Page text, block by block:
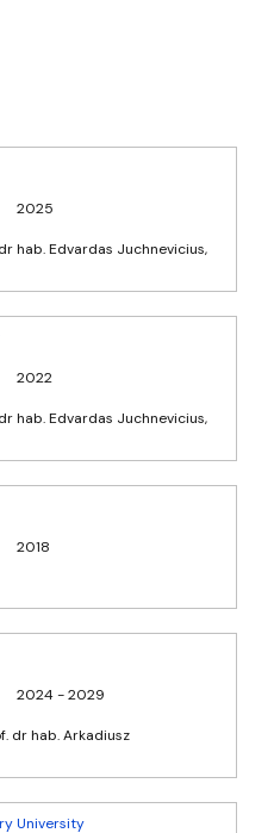
2025
hab. Edvardas Juchnevicius,
2022
hab. Edvardas Juchnevicius,
2018
2024 - 2029
dr hab. Arkadiusz
University